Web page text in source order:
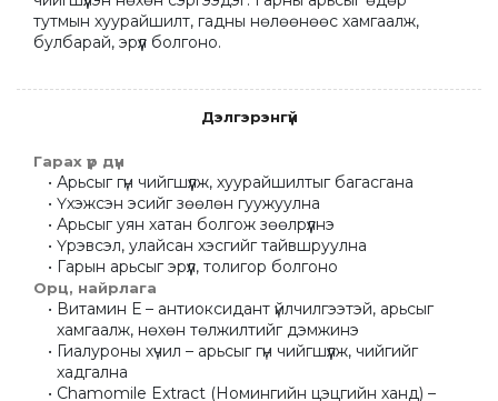
тутмын хуурайшилт, гадны нөлөөнөөс хамгаалж,
булбарай, эрүүл болгоно.
Дэлгэрэнгүй
Гарах үр дүн
Арьсыг гүн чийгшүүлж, хуурайшилтыг багасгана
Үхэжсэн эсийг зөөлөн гуужуулна
Арьсыг уян хатан болгож зөөлрүүлнэ
Үрэвсэл, улайсан хэсгийг тайвшруулна
Гарын арьсыг эрүүл, толигор болгоно
Орц, найрлага
Витамин Е – антиоксидант үйлчилгээтэй, арьсыг
хамгаалж, нөхөн төлжилтийг дэмжинэ
Гиалуроны хүчил – арьсыг гүн чийгшүүлж, чийгийг
хадгална
Chamomile Extract (Номингийн цэцгийн ханд) –